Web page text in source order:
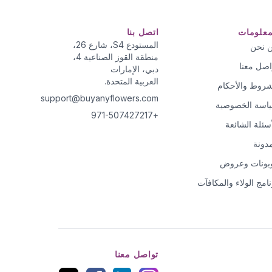
نحن
معنا
والأحكام
الخصوصية
الشائعة
وعروض
الولاء والمكافآت
اتصل بنا
المستودع S4، شارع 26،
منطقة القوز الصناعية 4،
دبي، الإمارات
العربية المتحدة.
support@buyanyflowers.com
+971-507427217
تواصل معنا